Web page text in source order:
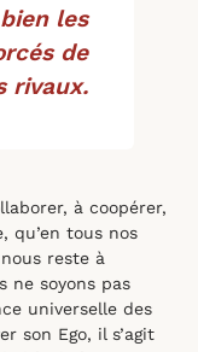
les
de
rivaux.
à coopérer,
qu’en tous nos
reste à
ne soyons pas
universelle des
son Ego, il s’agit